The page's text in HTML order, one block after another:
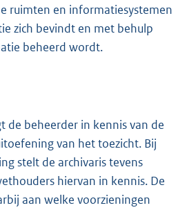
ruimten en informatiesystemen
zich bevindt en met behulp
beheerd wordt.
de beheerder in kennis van de
van het toezicht. Bij
stelt de archivaris tevens
hiervan in kennis. De
aan welke voorzieningen